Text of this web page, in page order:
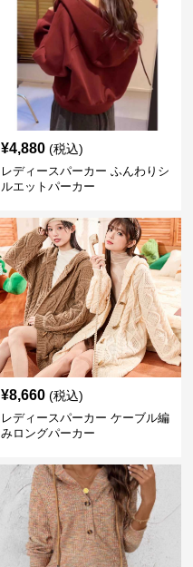
¥4,880 (税込)
レディースパーカー ふんわりシ
ルエットパーカー
¥8,660 (税込)
レディースパーカー ケーブル編
みロングパーカー